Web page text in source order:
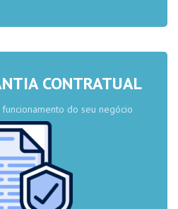
CONTRATUAL
do seu negócio